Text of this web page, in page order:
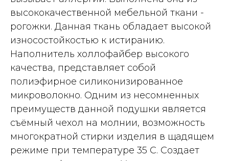
высококачественной мебельной ткани -
рогожки. Данная ткань обладает высокой
износостойкостью к истиранию.
Наполнитель холлофайбер высокого
качества, представляет собой
полиэфирное силиконизированное
микроволокно. Одним из несомненных
преимуществ данной подушки является
съёмный чехол на молнии, возможность
многократной стирки изделия в щадящем
режиме при температуре 35 С. Создает